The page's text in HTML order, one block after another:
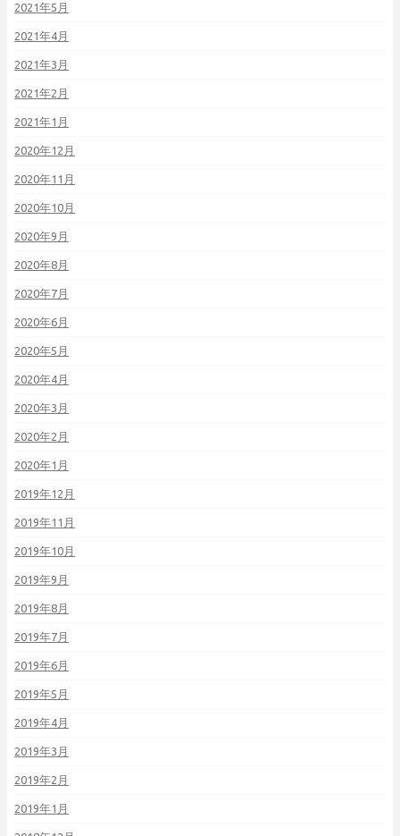
2021年5月
2021年4月
2021年3月
2021年2月
2021年1月
2020年12月
2020年11月
2020年10月
2020年9月
2020年8月
2020年7月
2020年6月
2020年5月
2020年4月
2020年3月
2020年2月
2020年1月
2019年12月
2019年11月
2019年10月
2019年9月
2019年8月
2019年7月
2019年6月
2019年5月
2019年4月
2019年3月
2019年2月
2019年1月